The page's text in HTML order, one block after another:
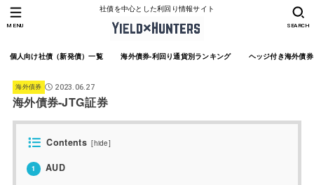
社債を中心とした利回り情報サイト
個人向け社債（新発債）一覧 海外債券-利回り通貨別ランキング ヘッジ付き海外債
SEARCH
MENU
海外債券 2023.06.27
海外債券-JTG証券
Contents [hide]
1 AUD